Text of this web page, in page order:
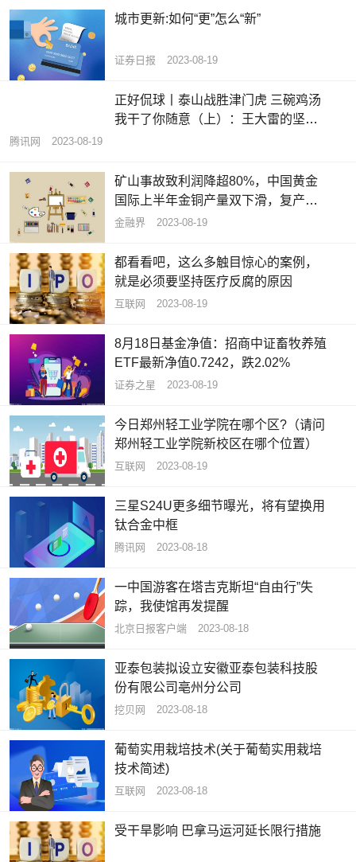
城市更新:如何“更”怎么“新”
证券日报 2023-08-19
正好侃球丨泰山战胜津门虎 三碗鸡汤
我干了你随意（上）：王大雷的坚守
腾讯网 2023-08-19
矿山事故致利润降超80%，中国黄金
国际上半年金铜产量双下滑，复产时
间未知
金融界 2023-08-19
都看看吧，这么多触目惊心的案例，
就是必须要坚持医疗反腐的原因
互联网 2023-08-19
8月18日基金净值：招商中证畜牧养殖
ETF最新净值0.7242，跌2.02%
证券之星 2023-08-19
今日郑州轻工业学院在哪个区?（请问
郑州轻工业学院新校区在哪个位置）
互联网 2023-08-19
三星S24U更多细节曝光，将有望换用
钛合金中框
腾讯网 2023-08-18
一中国游客在塔吉克斯坦“自由行”失
踪，我使馆再发提醒
北京日报客户端 2023-08-18
亚泰包装拟设立安徽亚泰包装科技股
份有限公司亳州分公司
挖贝网 2023-08-18
葡萄实用栽培技术(关于葡萄实用栽培
技术简述)
互联网 2023-08-18
受干旱影响 巴拿马运河延长限行措施